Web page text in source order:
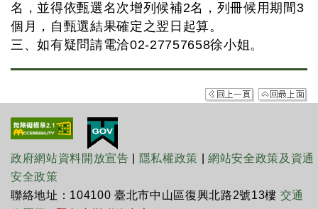
名，並得依甄選名次增列候補2名，列冊候用期間3
個月，自甄選結果確定之翌日起算。
三、如有疑問請電洽02-27757658徐小姐。
政府網站資料開放宣告 隱私權政策 |網站安全政策及資通
安全政策
聯絡地址：104100 臺北市中山區復興北路2號13樓 交通